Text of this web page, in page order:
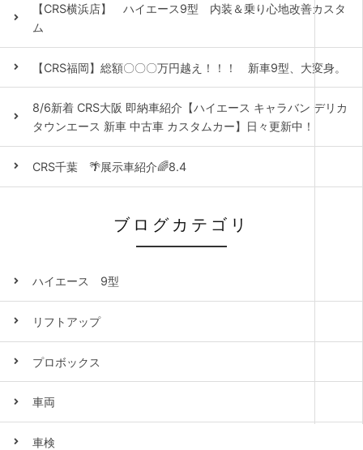
【CRS横浜店】 ハイエース9型 内装＆乗り心地改善カスタ
ム
【CRS福岡】総額〇〇〇万円越え！！！ 新車9型、大変身。
8/6新着 CRS大阪 即納車紹介【ハイエース キャラバン デリカ
タウンエース 新車 中古車 カスタムカー】日々更新中！
CRS千葉 🌴展示車紹介🌈8.4
ブログカテゴリ
ハイエース 9型
リフトアップ
プロボックス
車両
車検